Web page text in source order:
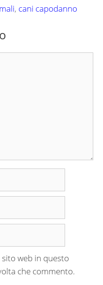
, cani capodanno
sito web in questo
che commento.